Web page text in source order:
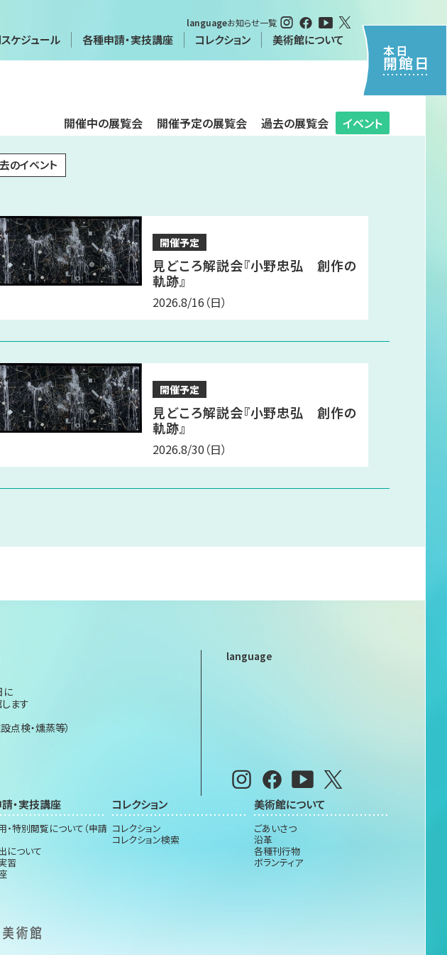
ケジュール 各種申請・実技講座 コレクション 美術館について
languageお知らせ一覧
本日
開館日
画像利用・特別閲覧について（申請書）
ム プライバシーポリシー
開催中の展覧会 開催予定の展覧会 過去の展覧会 イベント
のイベント
開催予定
見どころ解説会『小野忠弘 創作の
軌跡』
2026.8/16 （日）
開催予定
見どころ解説会『小野忠弘 創作の
軌跡』
2026.8/30 （日）
に
ます
検・燻蒸等）
language
・実技講座
・特別閲覧について（申請
について
習
コレクション
コレクション
コレクション検索
美術館について
ごあいさつ
沿革
各種刊行物
ボランティア